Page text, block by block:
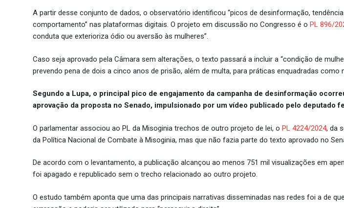
A partir desse conjunto de dados, o observatório identificou “picos de desinformação,
comportamento” nas plataformas digitais. O projeto em discussão no Congresso é o PL 896/
conduta que exterioriza ódio ou aversão às mulheres”.
Caso seja aprovado pela Câmara sem alterações, o texto passará a incluir a “condição de
prevendo pena de dois a cinco anos de prisão, além de multa, para práticas enquadradas como
Segundo a Lupa, o principal pico de engajamento da campanha de desinformação
aprovação da proposta no Senado, impulsionado por um vídeo publicado pelo deputado
O parlamentar associou ao PL da Misoginia trechos de outro projeto de lei, o PL 4224/2024, da
da Política Nacional de Combate à Misoginia, mas que não fazia parte do texto aprovado no
De acordo com o levantamento, a publicação alcançou ao menos 751 mil visualizações em
foi apagado e republicado sem o trecho relacionado ao outro projeto.
O estudo também aponta que uma das principais narrativas disseminadas nas redes foi a de